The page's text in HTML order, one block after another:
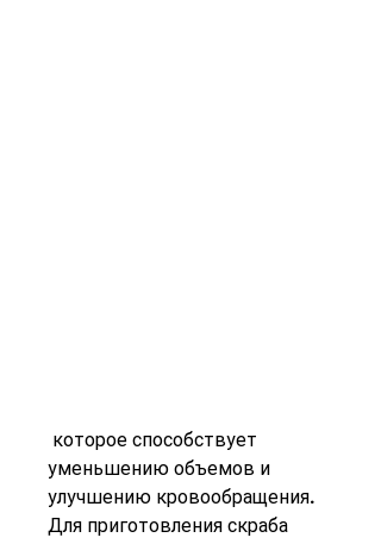
уменьшению объемов и
улучшению кровообращения.
Для приготовления скраба